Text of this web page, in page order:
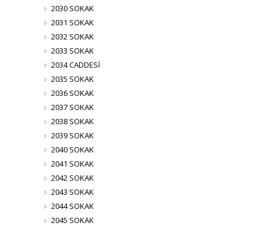
2030 SOKAK
2031 SOKAK
2032 SOKAK
2033 SOKAK
2034 CADDESİ
2035 SOKAK
2036 SOKAK
2037 SOKAK
2038 SOKAK
2039 SOKAK
2040 SOKAK
2041 SOKAK
2042 SOKAK
2043 SOKAK
2044 SOKAK
2045 SOKAK